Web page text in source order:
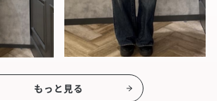
もっと見る